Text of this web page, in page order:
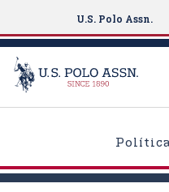
p
U.S. Polo Assn.